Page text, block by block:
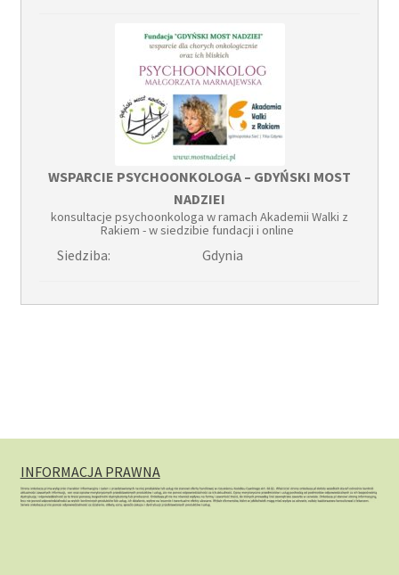
WSPARCIE PSYCHOONKOLOGA – GDYŃSKI MOST
NADZIEI
konsultacje psychoonkologa w ramach Akademii Walki z
Rakiem - w siedzibie fundacji i online
Siedziba: Gdynia
INFORMACJA PRAWNA